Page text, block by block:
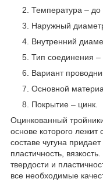
Температура – до
Наружный
Внутренний
Тип соединения –
Вариант
Основной
Покрытие – цинк.
Оцинкованный
основе которого лежит
составе чугуна
пластичность,
твердости и
все необходимые